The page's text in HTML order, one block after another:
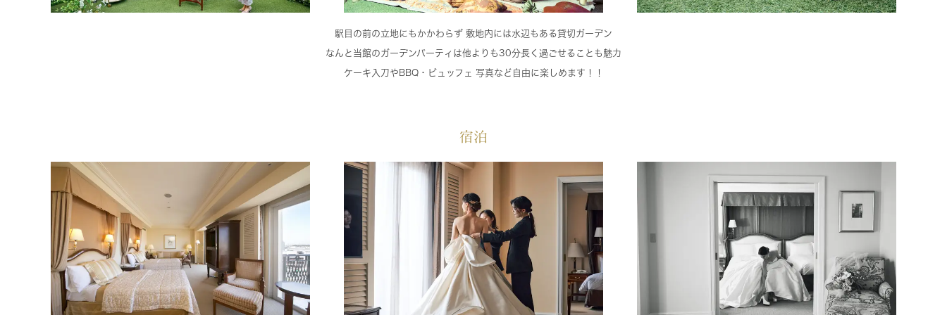
駅目の前の立地にもかかわらず 敷地内には水辺もある貸切ガーデン
なんと当館のガーデンパーティは他よりも30分長く過ごせることも魅力
ケーキ入刀やBBQ・ビュッフェ 写真など自由に楽しめます！！
宿泊